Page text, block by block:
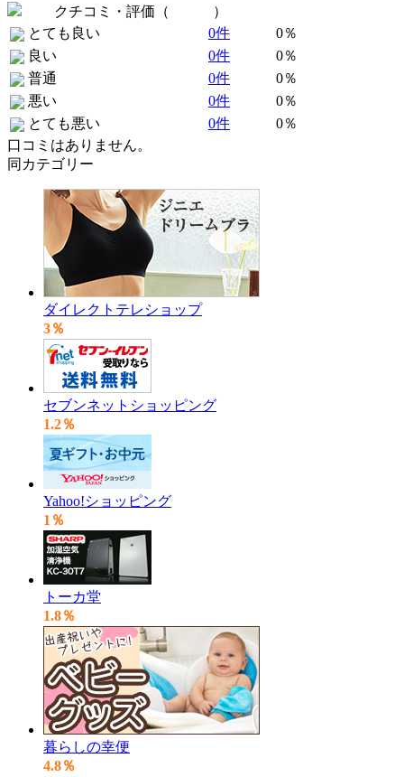
クチコミ・評価（
）
とても良い
0件
0％
良い
0件
0％
普通
0件
0％
悪い
0件
0％
とても悪い
0件
0％
口コミはありません。
同カテゴリー
ダイレクトテレショップ
3％
セブンネットショッピング
1.2％
Yahoo!ショッピング
1％
トーカ堂
1.8％
暮らしの幸便
4.8％